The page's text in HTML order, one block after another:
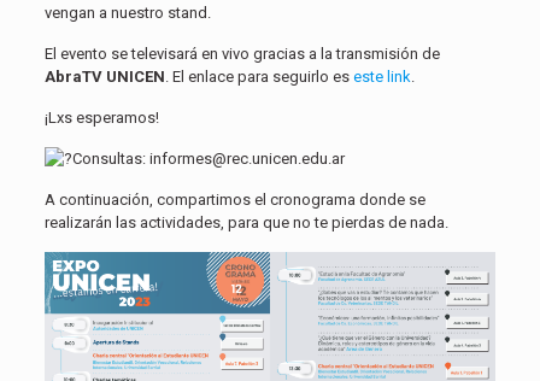
vengan a nuestro stand.
El evento se televisará en vivo gracias a la transmisión de
AbraTV UNICEN . El enlace para seguirlo es este link
¡Lxs esperamos!
Consultas: informes@rec.unicen.edu.ar
A continuación, compartimos el cronograma donde se
realizarán las actividades, para que no te pierdas de nada.